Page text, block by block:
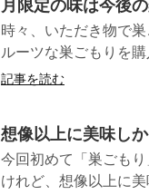
月限定の味は今後
時々、いただき物で
ルーツな巣ごもりを
記事を読む
想像以上に美味し
今回初めて「巣ごも
けれど、想像以上に